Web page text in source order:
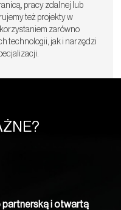
pracy zdalnej lub
też projekty w
zarówno
technologii, jak i narzędzi
partnerską i otwartą